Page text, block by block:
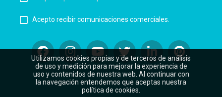
Acepto recibir comunicaciones comerciales.
Utilizamos cookies propias y de terceros de análisis
de uso y medición para mejorar la experiencia de
uso y contenidos de nuestra web. Al continuar con
la navegación entendemos que aceptas nuestra
política de cookies.